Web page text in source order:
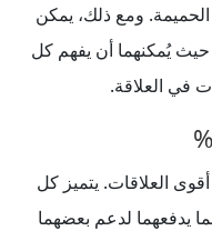
الحميمة. ومع ذلك، يمكن
حيث يُمكنهما أن يفهم كل
في العلاقة.
العلاقات. يتميز كل
يدفعهما لدعم بعضهما